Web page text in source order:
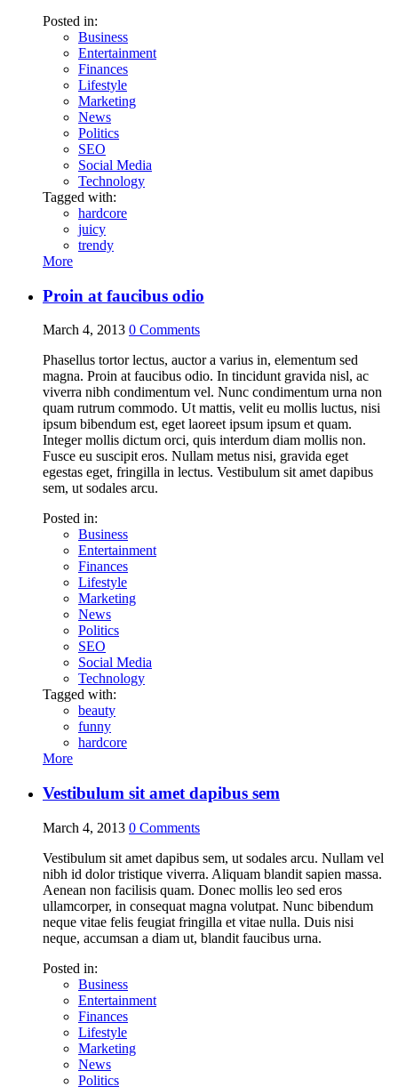
Posted in:
Business
Entertainment
Finances
Lifestyle
Marketing
News
Politics
SEO
Social Media
Technology
Tagged with:
hardcore
juicy
trendy
More
Proin at faucibus odio
March 4, 2013 0 Comments
Phasellus tortor lectus, auctor a varius in, elementum sed
magna. Proin at faucibus odio. In tincidunt gravida nisl, ac
viverra nibh condimentum vel. Nunc condimentum urna non
quam rutrum commodo. Ut mattis, velit eu mollis luctus, nisi
ipsum bibendum est, eget laoreet ipsum ipsum et quam.
Integer mollis dictum orci, quis interdum diam mollis non.
Fusce eu suscipit eros. Nullam metus nisi, gravida eget
egestas eget, fringilla in lectus. Vestibulum sit amet dapibus
sem, ut sodales arcu.
Posted in:
Business
Entertainment
Finances
Lifestyle
Marketing
News
Politics
SEO
Social Media
Technology
Tagged with:
beauty
funny
hardcore
More
Vestibulum sit amet dapibus sem
March 4, 2013 0 Comments
Vestibulum sit amet dapibus sem, ut sodales arcu. Nullam vel
nibh id dolor tristique viverra. Aliquam blandit sapien massa.
Aenean non facilisis quam. Donec mollis leo sed eros
ullamcorper, in consequat magna volutpat. Nunc bibendum
neque vitae felis feugiat fringilla et vitae nulla. Duis nisi
neque, accumsan a diam ut, blandit faucibus urna.
Posted in:
Business
Entertainment
Finances
Lifestyle
Marketing
News
Politics